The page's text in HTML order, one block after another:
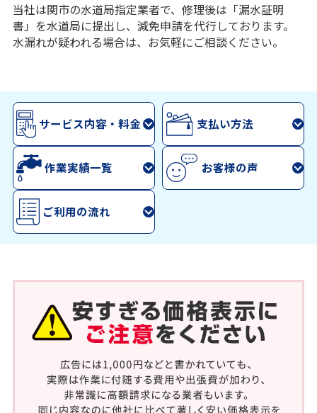
当社は関市の水道局指定業者で、修理後は「漏水証明
書」を水道局に提出し、減免申請を代行しております。
水漏れが疑われる場合は、お気軽にご相談ください。
サービス内容・料金 支払い方法
作業実績一覧 お客様の声
ご利用の流れ